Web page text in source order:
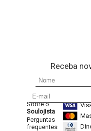
Receba
Sobre o
Soulojista
Perguntas
frequentes